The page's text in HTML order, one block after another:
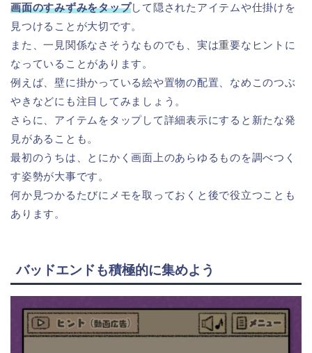
画面のすみずみをタップして隠されたアイテムや仕掛けを
見つけることが大切です。
また、一見関係なさそうなものでも、実は重要なヒントに
なっていることがあります。
例えば、壁に掛かっている絵や置物の配置、なめこのつぶ
やきなどにも注目してみましょう。
さらに、アイテムをタップして詳細表示にすると新たな発
見があることも。
最初のうちは、とにかく画面上のあらゆるものを調べつく
す姿勢が大事です。
何か見つかるたびにメモを取っておくと後で役立つことも
あります。
バッドエンドも積極的に集めよう